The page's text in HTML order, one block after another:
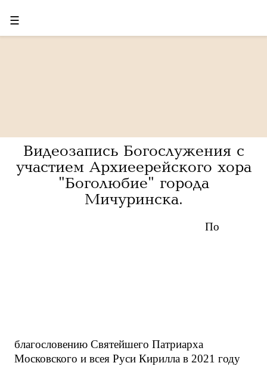
☰
Видеозапись Богослужения с
участием Архиеерейского хора
"Боголюбие" города
Мичуринска.
По
благословению Святейшего Патриарха
Московского и всея Руси Кирилла в 2021 году